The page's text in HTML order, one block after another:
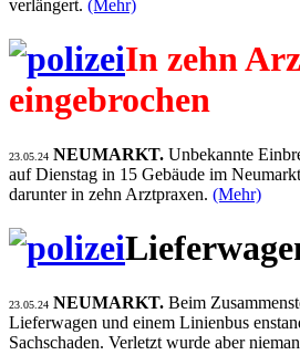
verlängert. (Mehr)
In zehn
eingebrochen
23.05.24 NEUMARKT. Unbekannte
auf Dienstag in 15 Gebäude im
darunter in zehn Arztpraxen. (Mehr)
23.05.24 NEUMARKT. Beim
Lieferwagen und einem Linienbus
Sachschaden. Verletzt wurde aber